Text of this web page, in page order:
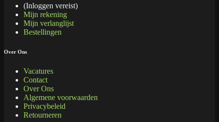
(Inloggen vereist)
Mijn rekening
Mijn verlanglijst
Bestellingen
Over Ons
Vacatures
Contact
Over Ons
Algemene voorwaarden
Privacybeleid
Retourneren